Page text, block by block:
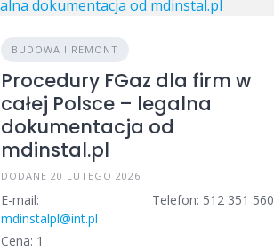
BUDOWA I REMONT
Procedury FGaz dla firm w
całej Polsce – legalna
dokumentacja od
mdinstal.pl
DODANE 20 LUTEGO 2026
E-mail:
mdinstalpl@int.pl
Telefon: 512 351 560
Cena: 1